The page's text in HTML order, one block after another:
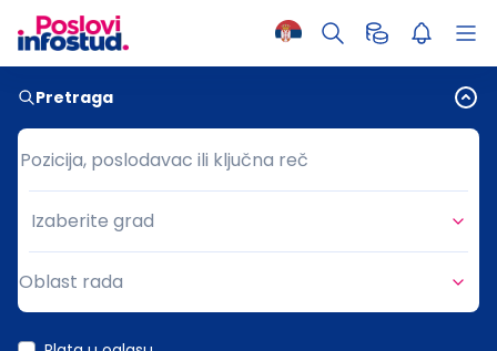
Pretraga
Pozicija, poslodavac ili ključna reč
Pozicija, poslodavac ili ključna reč
Grad
Izaberite grad
Oblast rada